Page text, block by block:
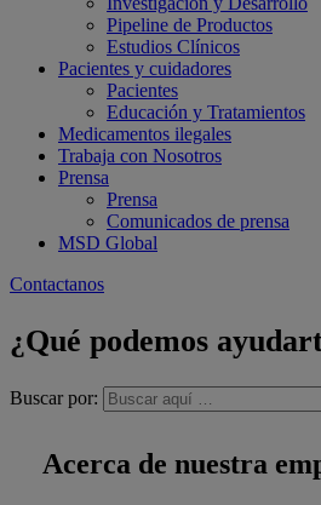
Pipeline de Productos
Estudios Clínicos
Pacientes y cuidadores
Pacientes
Educación y Tratamientos
Medicamentos ilegales
Trabaja con Nosotros
Prensa
Prensa
Comunicados de prensa
MSD Global
Contactanos
¿Qué podemos
Buscar por:
Acerca de nuestra